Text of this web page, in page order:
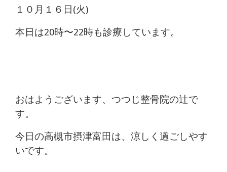
神
経
は
つ
つ
じ
１０月１６日(火)
本日は20時〜22時も診療しています。
おはようございます、つつじ整骨院の辻で
す。
今日の高槻市摂津富田は、涼しく過ごしやす
いです。